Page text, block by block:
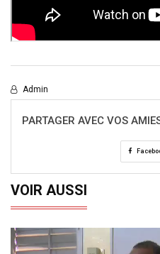
Admin
PARTAGER AVEC VOS
VOIR AUSSI